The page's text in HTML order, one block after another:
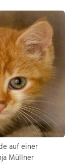
auf einer
Müllner